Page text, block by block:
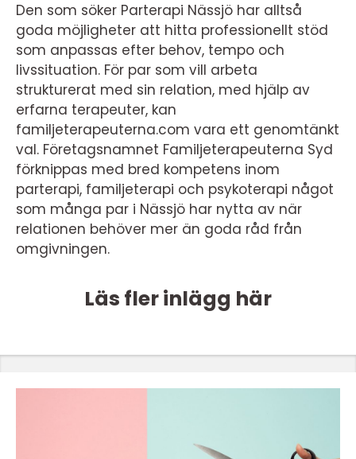
Den som söker Parterapi Nässjö har alltså
goda möjligheter att hitta professionellt stöd
som anpassas efter behov, tempo och
livssituation. För par som vill arbeta
strukturerat med sin relation, med hjälp av
erfarna terapeuter, kan
familjeterapeuterna.com vara ett genomtänkt
val. Företagsnamnet Familjeterapeuterna Syd
förknippas med bred kompetens inom
parterapi, familjeterapi och psykoterapi något
som många par i Nässjö har nytta av när
relationen behöver mer än goda råd från
omgivningen.
Läs fler inlägg här